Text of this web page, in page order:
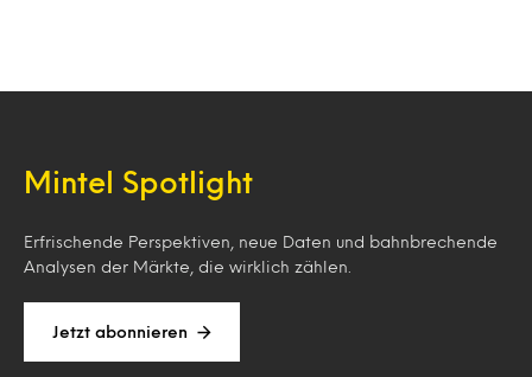
Mintel Spotlight
Erfrischende Perspektiven, neue Daten und bahnbrechende
Analysen der Märkte, die wirklich zählen.
Jetzt abonnieren